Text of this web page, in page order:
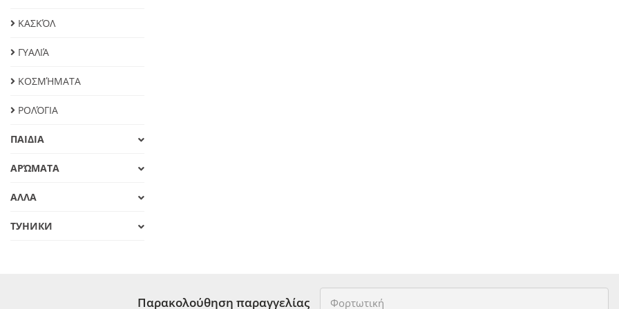
ΚΑΣΚΌΛ
ΓΥΑΛΙΆ
ΚΟΣΜΉΜΑΤΑ
ΡΟΛΌΓΙΑ
ΠΑΙΔΙΑ
ΑΡΏΜΑΤΑ
ΑΛΛΑ
ТУНИКИ
Παρακολούθηση παραγγελίας